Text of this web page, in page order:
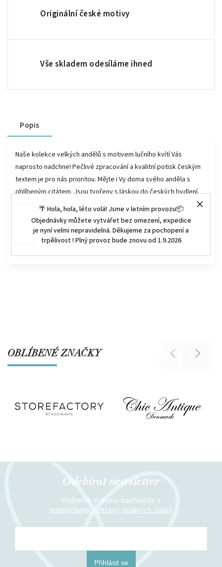
🌴 Hola, hola, léto volá! Jsme v letním provozu📦
Objednávky můžete vytvářet bez omezení, expedice
je nyní velmi nepravidelná. Děkujeme za pochopení a
trpělivost ! Plný provoz bude znovu od 1.9.2026
Originální české motivy
Vše skladem odesíláme ihned
Popis
Naše kolekce velkých andělů s motivem lučního kvítí Vás
naprosto nadchne! Pečlivé zpracování a kvalitní potisk českým
textem je pro nás prioritou. Mějte i Vy doma svého anděla s
oblíbeným citátem. Jsou tvořeny s láskou do českých bydlení.
Ať Vám tito andělé přinesou štěstí a zútulní Váš domov.
rozměr: 24 x 12,5 cm
OBLÍBENÉ ZNAČKY Previous Next
Odebírat newsletter
Vložením e-mailu souhlasíte s
podmínkami ochrany osobních údajů
Přihlásit se